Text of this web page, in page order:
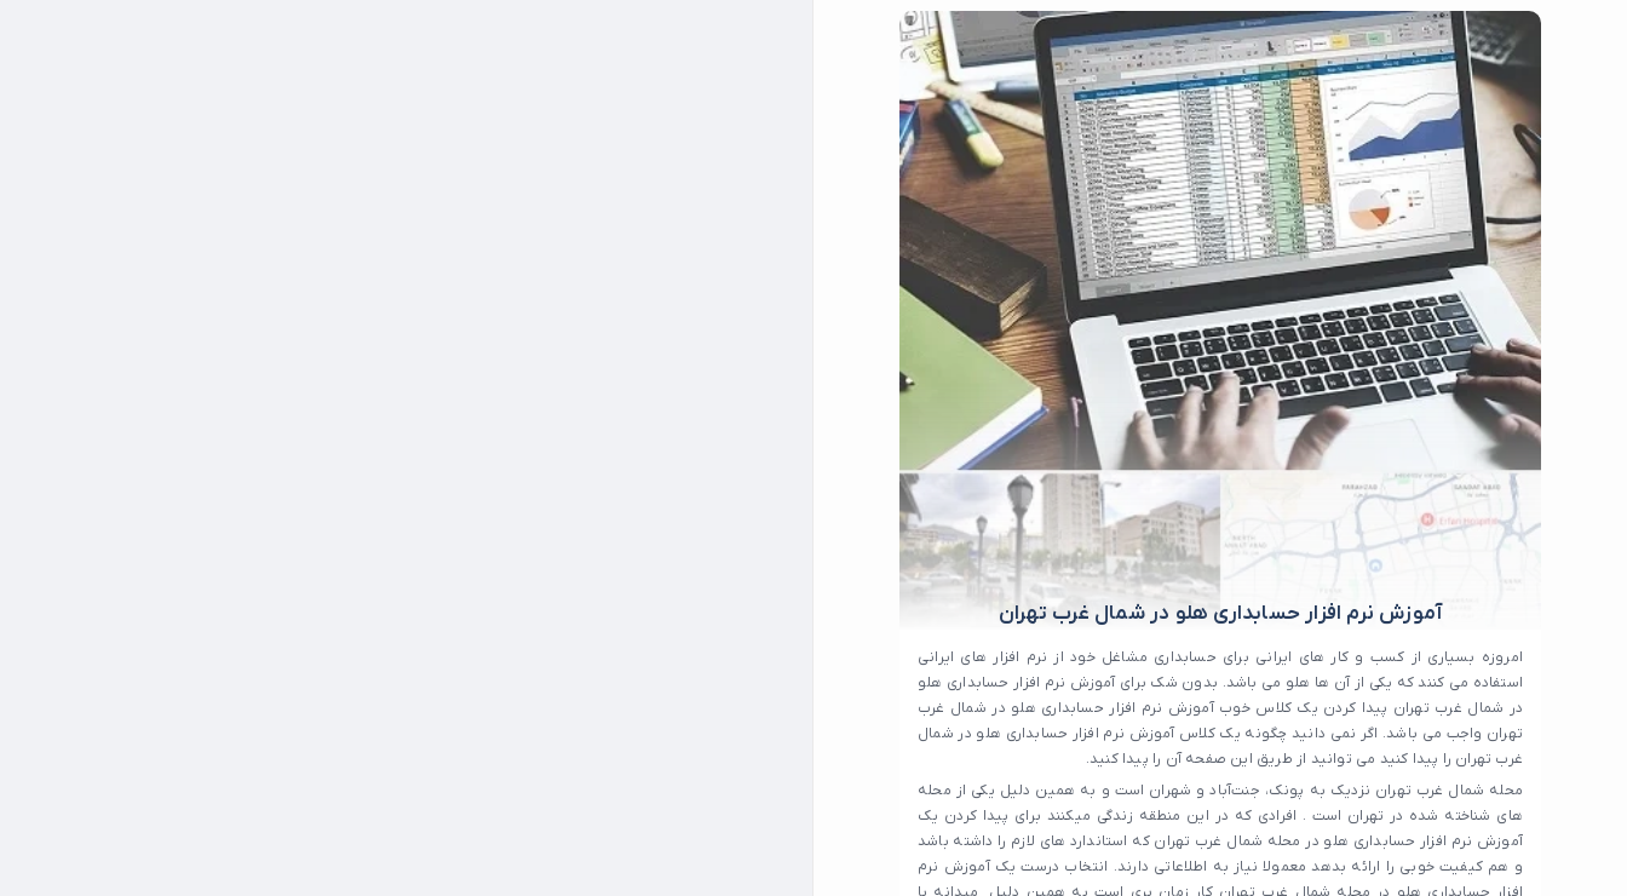
آموزش نرم افزار حسابداری هلو در شمال غرب تهران
امروزه بسیاری از کسب و کار های ایرانی برای حسابداری مشاغل خود از نرم افزار های ایرانی
استفاده می کنند که یکی از آن ها هلو می باشد. بدون شک برای آموزش نرم افزار حسابداری هلو
در شمال غرب تهران پیدا کردن یک کلاس خوب آموزش نرم افزار حسابداری هلو در شمال غرب
تهران واجب می باشد. اگر نمی دانید چگونه یک کلاس آموزش نرم افزار حسابداری هلو در شمال
غرب تهران را پیدا کنید می توانید از طریق این صفحه آن را پیدا کنید.
محله شمال غرب تهران نزدیک به پونک، جنت‌آباد و شهران است و به همین دلیل یکی از محله
های شناخته شده در تهران است . افرادی که در این منطقه زندگی میکنند برای پیدا کردن یک
آموزش نرم افزار حسابداری هلو در محله شمال غرب تهران که استاندارد های لازم را داشته باشد
و هم کیفیت خوبی را ارائه بدهد معمولا نیاز به اطلاعاتی دارند. انتخاب درست یک آموزش نرم